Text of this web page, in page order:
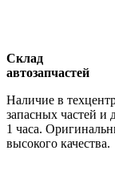
Склад
автозапчастей
Наличие в
запасных частей и
1 часа.
высокого качества.